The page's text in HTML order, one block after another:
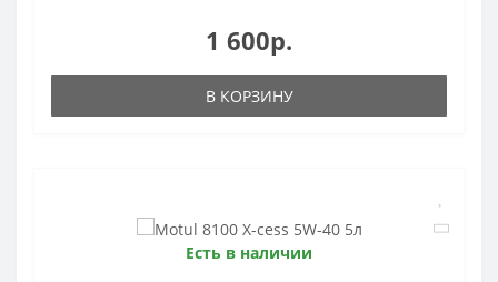
1 600р.
В КОРЗИНУ
Есть в наличии